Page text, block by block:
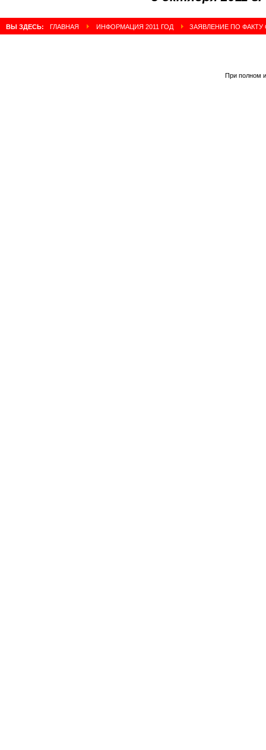
ВЫ ЗДЕСЬ: ГЛАВНАЯ ИНФОРМАЦИЯ 2011 ГОД ЗАЯВЛЕНИЕ ПО
При полном